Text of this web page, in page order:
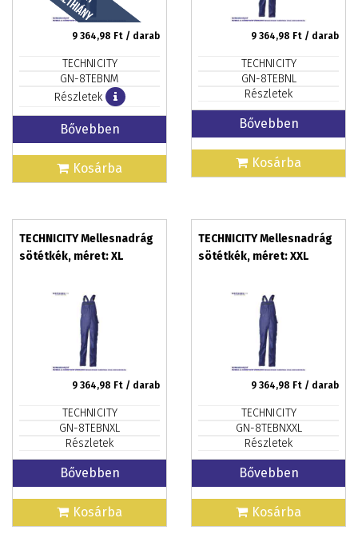
9 364,98 Ft / darab
TECHNICITY
GN-8TEBNM
Részletek
Bővebben
Kosárba
9 364,98 Ft / darab
TECHNICITY
GN-8TEBNL
Részletek
Bővebben
Kosárba
TECHNICITY Mellesnadrág
sötétkék, méret: XL
9 364,98 Ft / darab
TECHNICITY
GN-8TEBNXL
Részletek
Bővebben
Kosárba
TECHNICITY Mellesnadrág
sötétkék, méret: XXL
9 364,98 Ft / darab
TECHNICITY
GN-8TEBNXXL
Részletek
Bővebben
Kosárba